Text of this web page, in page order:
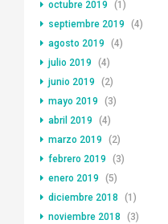
octubre 2019
(1)
septiembre 2019
(4)
agosto 2019
(4)
julio 2019
(4)
junio 2019
(2)
mayo 2019
(3)
abril 2019
(4)
marzo 2019
(2)
febrero 2019
(3)
enero 2019
(5)
diciembre 2018
(1)
noviembre 2018
(3)